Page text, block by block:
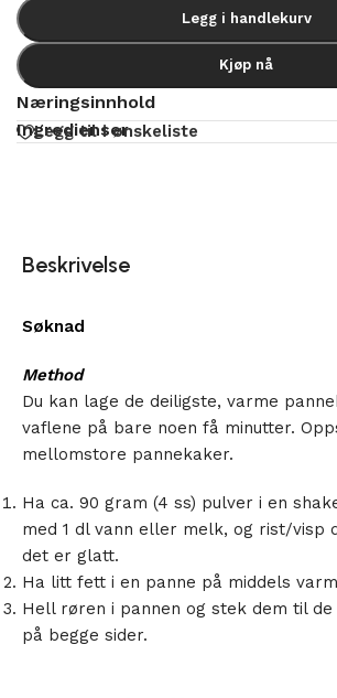
Legg i handlekurv
Kjøp nå
Næringsinnhold
Ingredienser
Legg til i ønskeliste
Beskrivelse
Søknad
Method
Du kan lage de deiligste, varme
vaflene på bare noen få minutter.
mellomstore pannekaker.
Ha ca. 90 gram (4 ss) pulver i en
med 1 dl vann eller melk, og rist/visp
det er glatt.
Ha litt fett i en panne på middels
Hell røren i pannen og stek dem til
på begge sider.